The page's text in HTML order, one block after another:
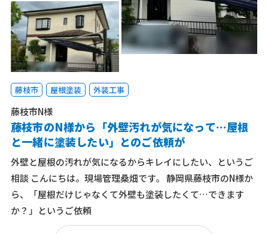
藤枝市 屋根塗装 外装工事
藤枝市N様
藤枝市のN様から「外壁汚れが気になって…屋根
と一緒に塗装したい」とのご依頼が
外壁と屋根の汚れが気になるからキレイにしたい、というご
相談 こんにちは。現場管理桑畑です。 静岡県藤枝市のN様か
ら、「屋根だけじゃなくて外壁も塗装したくて…できます
か？」というご依頼